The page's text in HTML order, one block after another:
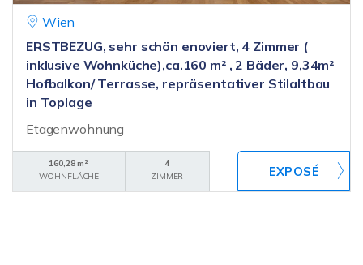
Wien
ERSTBEZUG, sehr schön enoviert, 4 Zimmer (
inklusive Wohnküche),ca.160 m² , 2 Bäder, 9,34m²
Hofbalkon/ Terrasse, repräsentativer Stilaltbau
in Toplage
Etagenwohnung
160,28 m²
WOHNFLÄCHE
4
ZIMMER